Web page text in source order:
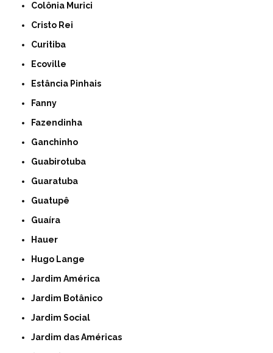
Colônia Murici
Cristo Rei
Curitiba
Ecoville
Estância Pinhais
Fanny
Fazendinha
Ganchinho
Guabirotuba
Guaratuba
Guatupê
Guaíra
Hauer
Hugo Lange
Jardim América
Jardim Botânico
Jardim Social
Jardim das Américas